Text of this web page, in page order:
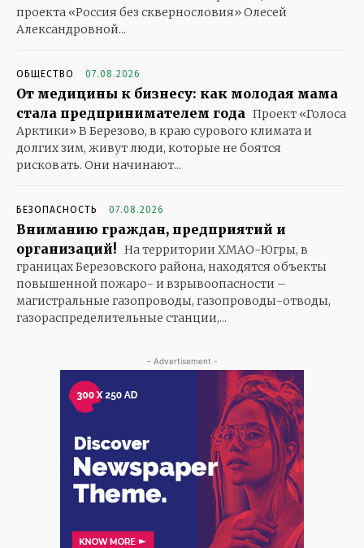
проекта «Россия без сквернословия» Олесей
Александровной...
ОБЩЕСТВО 07.08.2026
От медицины к бизнесу: как молодая мама
стала предпринимателем года Проект «Голоса
Арктики» В Березово, в краю сурового климата и
долгих зим, живут люди, которые не боятся
рисковать. Они начинают...
БЕЗОПАСНОСТЬ 07.08.2026
Вниманию граждан, предприятий и
организаций! На территории ХМАО-Югры, в
границах Березовского района, находятся объекты
повышенной пожаро- и взрывоопасности –
магистральные газопроводы, газопроводы-отводы,
газораспределительные станции,...
- Advertisement -